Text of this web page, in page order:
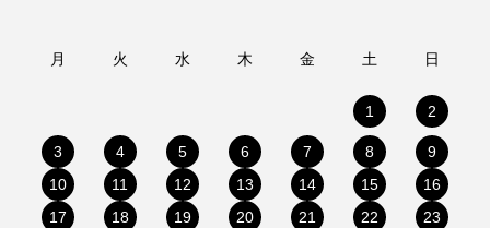
月 火 水 木 金 土 日
1 2
3 4 5 6 7 8
9
10
11 12 13 14 15
16
17
18 19 20 21 22
23